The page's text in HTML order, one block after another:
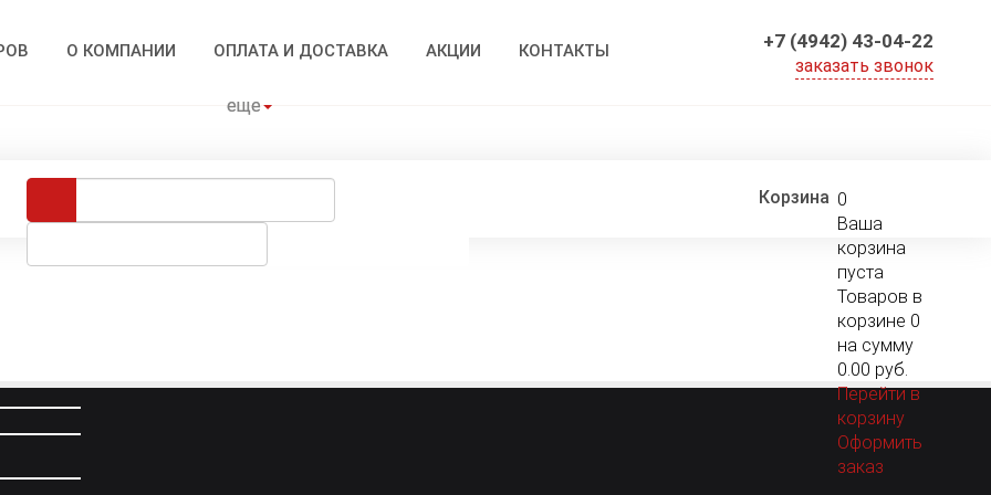
+7 (4942) 43-04-22
О КОМПАНИИ ОПЛАТА И ДОСТАВКА АКЦИИ КОНТАКТЫ
еще
0
Ваша
корзина
пуста
Товаров в
корзине 0
на сумму
0.00 руб.
Перейти в
корзину
Оформить
заказ